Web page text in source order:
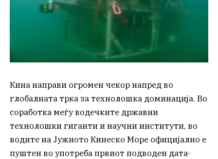
Кина направи огромен чекор напред во
глобалната трка за технолошка доминација. Во
соработка меѓу водечките државни
технолошки гиганти и научни институти, во
водите на Јужното Кинеско Море официјално е
пуштен во употреба првиот подводен дата-